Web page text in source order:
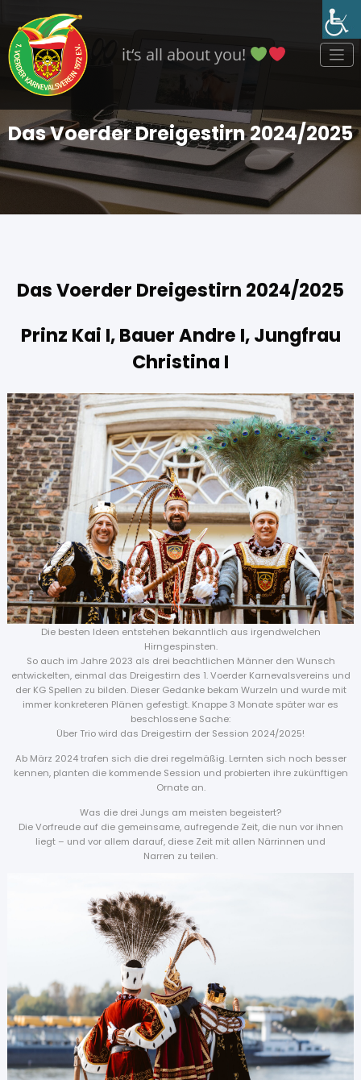
Inhalt
springen
it‘s all about you!
Das Voerder Dreigestirn 2024/2025
Das Voerder Dreigestirn 2024/2025
Prinz Kai I, Bauer Andre I, Jungfrau
Christina I
Die besten Ideen entstehen bekanntlich aus irgendwelchen
Hirngespinsten.
So auch im Jahre 2023 als drei beachtlichen Männer den Wunsch
entwickelten, einmal das Dreigestirn des 1. Voerder Karnevalsvereins und
der KG Spellen zu bilden. Dieser Gedanke bekam Wurzeln und wurde mit
immer konkreteren Plänen gefestigt. Knappe 3 Monate später war es
beschlossene Sache:
Über Trio wird das Dreigestirn der Session 2024/2025!
Ab März 2024 trafen sich die drei regelmäßig. Lernten sich noch besser
kennen, planten die kommende Session und probierten ihre zukünftigen
Ornate an.
Was die drei Jungs am meisten begeistert?
Die Vorfreude auf die gemeinsame, aufregende Zeit, die nun vor ihnen
liegt – und vor allem darauf, diese Zeit mit allen Närrinnen und
Narren zu teilen.